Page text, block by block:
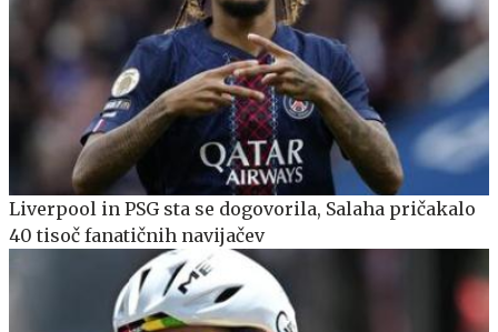
Liverpool in PSG sta se dogovorila, Salaha pričakalo
40 tisoč fanatičnih navijačev